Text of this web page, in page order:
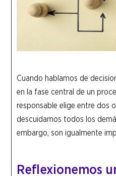
Cuando hablamos de
en la fase central de un
responsable elige entre dos
descuidamos todos los
embargo, son igualmente
Reflexionemos